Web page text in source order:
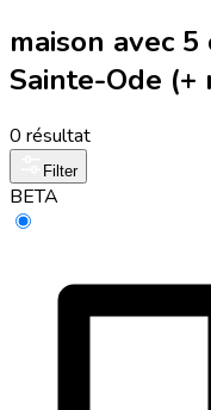
maison avec
Sainte-Ode (+
0 résultat
Filter
BETA